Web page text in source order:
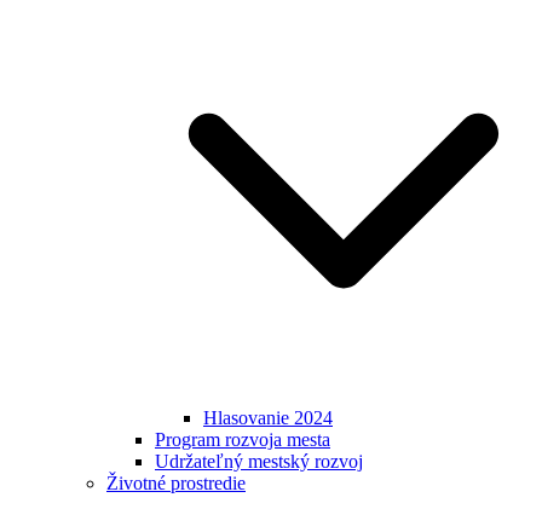
Hlasovanie 2024
Program rozvoja mesta
Udržateľný mestský rozvoj
Životné prostredie